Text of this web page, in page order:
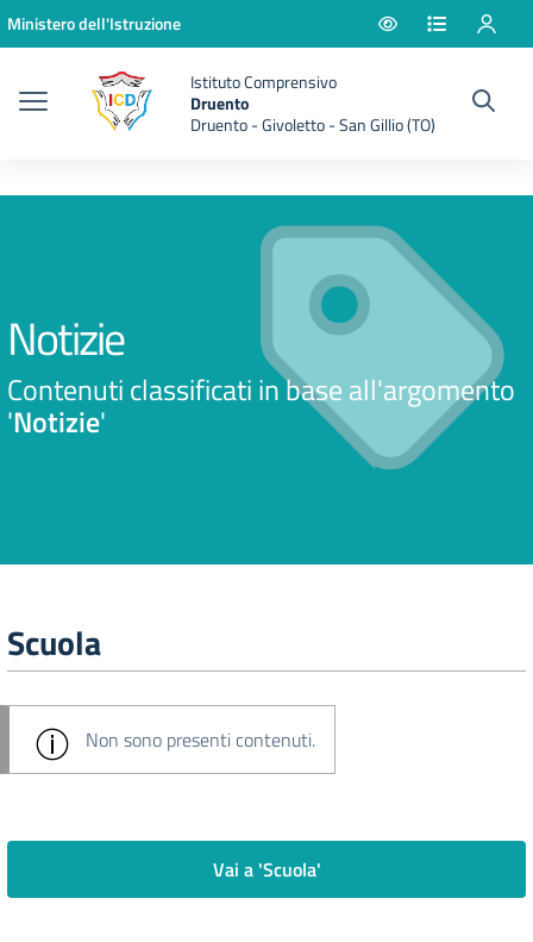
Vai ai contenuti
Vai al menu di navigazione
Vai al footer
Ministero dell'Istruzione
Istituto Comprensivo
Druento
Druento - Givoletto - San Gillio (TO)
Notizie
Contenuti classificati in base all'argomento
'Notizie'
Scuola
Non sono presenti contenuti.
Vai a 'Scuola'